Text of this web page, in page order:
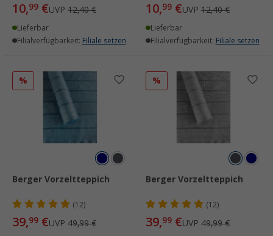
10,99 €UVP 12,40 €
Lieferbar
Filialverfügbarkeit: Filiale setzen
10,99 €UVP 12,40 €
Lieferbar
Filialverfügbarkeit: Filiale setzen
%
Berger Vorzeltteppich
(12)
39,99 €UVP 49,99 €
%
Berger Vorzeltteppich
(12)
39,99 €UVP 49,99 €